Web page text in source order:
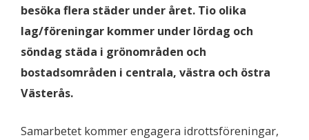
besöka flera städer under året. Tio olika
lag/föreningar kommer under lördag och
söndag städa i grönområden och
bostadsområden i centrala, västra och östra
Västerås.
Samarbetet kommer engagera idrottsföreningar,